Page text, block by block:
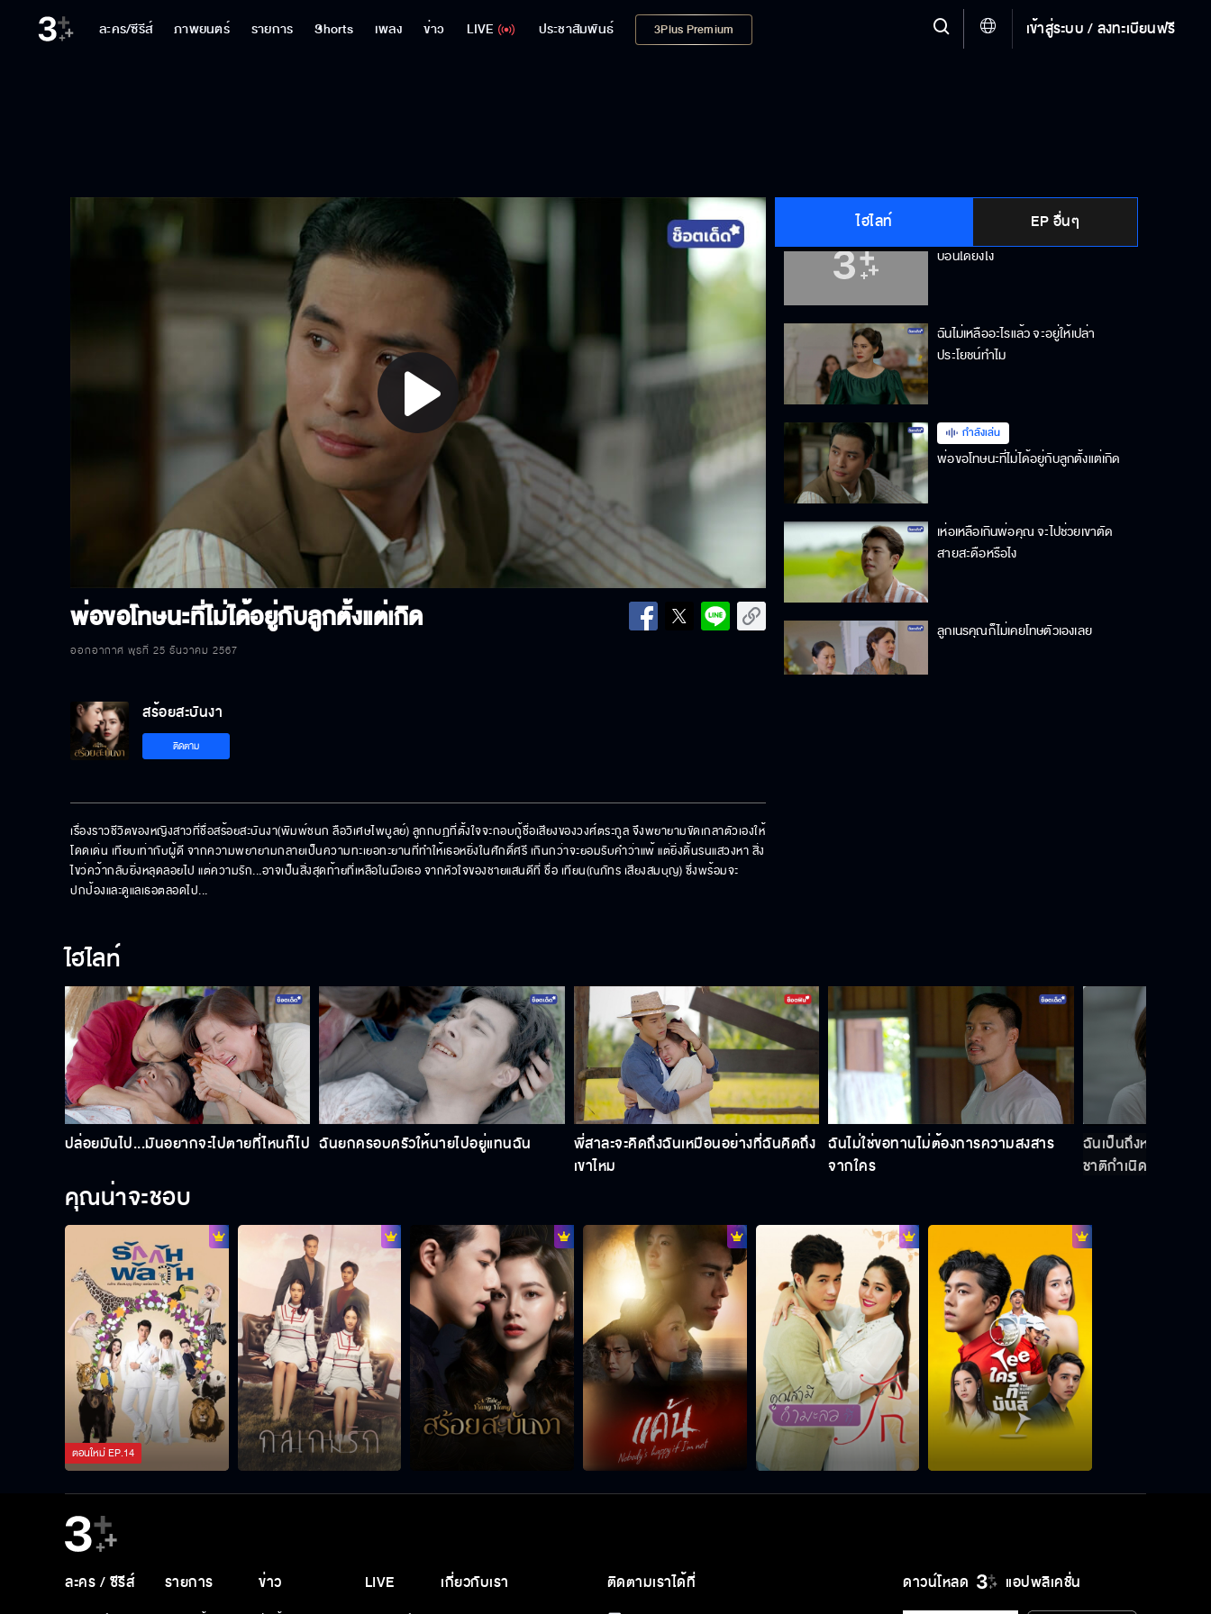
ละคร/ซีรีส์ ภาพยนตร์ รายการ Shorts เพลง ข่าว LIVE ประชาสัมพันธ์ 3Plus Premium เข้าสู่ระบบ / ลงทะเบียนฟรี
Play
Video
พ่อขอโทษนะที่ไม่ได้อยู่กับลูกตั้งแต่เกิด
ออกอากาศ พุธที่ 25 ธันวาคม 2567
ไฮไลท์ EP อื่นๆ
ถ้ามันทำฉันโดนจับ มันก็ไม่ใช่ลูกฉัน
แหวนของหม่อมแม่ไปอยู่กับเจ้าของ
บ่อนได้ยังไง
ฉันไม่เหลืออะไรแล้ว จะอยู่ให้เปล่า
ประโยชน์ทำไม
กำลังเล่น
พ่อขอโทษนะที่ไม่ได้อยู่กับลูกตั้งแต่เกิด
เห่อเหลือเกินพ่อคุณ จะไปช่วยเขาตัด
สายสะดือหรือไง
ลูกเนรคุณก็ไม่เคยโทษตัวเองเลย
พี่สัญญากับฉันได้มั้ยว่าพี่จะกลับมา
ถ้าใครรู้ว่าเราห่วงผู้ชายที่ไม่ใช่สามี คง
โดนประณาม
หนีได้ก็หนีไป ตำรวจมาเมื่อไหร่ดิ้นไม่
หลุดแน่
คนบางคนแค่เกิดมาเพื่อได้รัก ไม่ได้เกิด
มาเพื่อใช้ชีวิตด้วยกัน
ถ้าหม่อมยอมคุกเข่าสาบาน ฉันถึงจะ
ยอมเลิกแล้วต่อกัน
สร้อยสะบันงา
ติดตาม
เรื่องราวชีวิตของหญิงสาวที่ชื่อสร้อยสะบันงา(พิมพ์ชนก ลือวิเศษไพบูลย์) ลูกกบฏที่ตั้งใจจะกอบกู้ชื่อเสียงของวงศ์ตระกูล จึงพยายามขัดเกลาตัวเองให้
โดดเด่น เทียบเท่ากับผู้ดี จากความพยายามกลายเป็นความทะเยอทะยานที่ทำให้เธอหยิ่งในศักดิ์ศรี เกินกว่าจะยอมรับคำว่าแพ้ แต่ยิ่งดิ้นรนแสวงหา สิ่ง
ไขว่คว้ากลับยิ่งหลุดลอยไป แต่ความรัก...อาจเป็นสิ่งสุดท้ายที่เหลือในมือเธอ จากหัวใจของชายแสนดีที่ ชื่อ เทียน(ณภัทร เสียงสมบุญ) ซึ่งพร้อมจะ
ปกป้องและดูแลเธอตลอดไป...
ไฮไลท์
ปล่อยมันไป...มันอยากจะไปตายที่ไหนก็ไป ฉันยกครอบครัวให้นายไปอยู่แทนฉัน
พี่สาละจะคิดถึงฉันเหมือนอย่างที่ฉันคิดถึง
เขาไหม
ฉันไม่ใช่ขอทานไม่ต้องการความสงสาร
จากใคร
ฉันเป็นถึงหลานพระย
ชาติกำเนิดใคร
คุณน่าจะชอบ
ตอนใหม่EP.14
ดาวน์โหลด แอปพลิเคชั่น
ละคร / ซีรีส์ รายการ ข่าว LIVE เกี่ยวกับเรา ติดตามเราได้ที่